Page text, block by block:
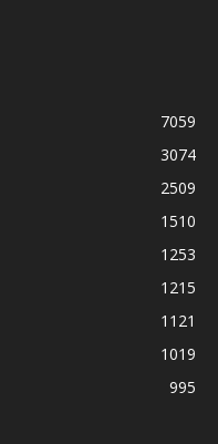
7059
3074
2509
1510
1253
1215
1121
1019
995